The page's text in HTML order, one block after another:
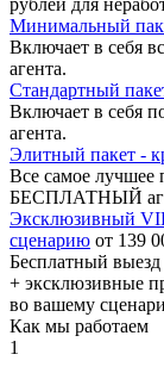
Минимальный
Включает в себя
агента.
Стандартный
Включает в себя
агента.
Элитный пакет -
Все самое лучшее
БЕСПЛАТНЫЙ
Эксклюзивный
сценарию от 139
Бесплатный выезд
+ эксклюзивные
во вашему
Как мы работаем
1